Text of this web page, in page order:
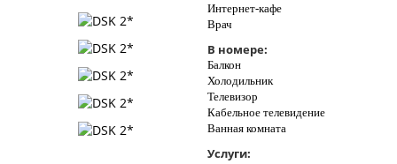
Интернет-кафе
Врач
В номере:
Балкон
Холодильник
Телевизор
Кабельное телевидение
Ванная комната
Услуги: